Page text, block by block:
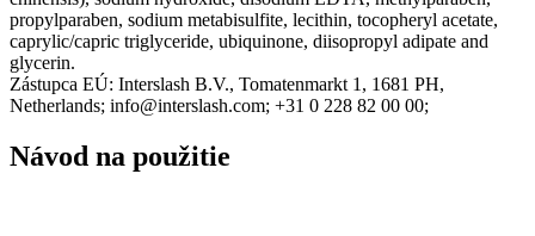
propylparaben, sodium metabisulfite, lecithin, tocopheryl acetate,
caprylic/capric triglyceride, ubiquinone, diisopropyl adipate and
glycerin.
Zástupca EÚ: Interslash B.V., Tomatenmarkt 1 , 1681 PH,
Netherlands; info@interslash.com; +31 0 228 82 00 00;
Návod na použitie